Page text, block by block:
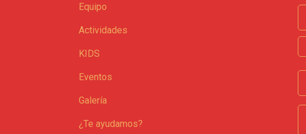
Equipo
Actividades
KIDS
Eventos
Galería
¿Te ayudamos?